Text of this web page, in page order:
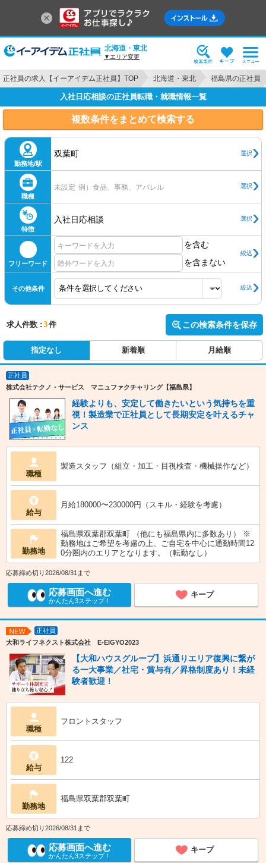
北海道・東北
▼エリア変更
正社員の求人【イーアイデム正社員】TOP 北海道・東北 福島県の正社員
入社日応相談の正社員転職・就職情報一覧
複数条件をまとめて検索する
勤務地/駅
双葉町 選択
職種
未設定 例）食品、事務、アパレル 選択
特徴
入社日応相談 選択
フリーワード
を含む
を含まない
絞込
その他条件 絞込
求人件数 : 3件 この検索条件を保存
指定なし 新着順 月給順
正社員
株式会社テクノ・サービス マニュファクチャリング【福島県】
経験よりも、安定して働きたいという気持ちを重
視！製造業で正社員として長期安定を叶えるチャ
ンス
職種
製造スタッフ（組立・加工・目視検査・機械操作など）
給与
月給180000〜230000円（スキル・経験を考慮）
勤務地
福島県双葉郡双葉町 （他にも福島県内に多数あり） ※
勤務地はご希望を考慮の上、ご自宅を中心に通勤時間12
0分圏内のエリアとなります。（転勤なし）
応募締め切り2026/08/31まで
応募画面へ進む
かんたん3ステップ！
キープ
NEW
正社員
大和ライフネクスト株式会社 E-EIGYO2023
【大和ハウスグループ】浜通りエリア復興に繋が
る一大事業／社宅・賞与有／昇格制度あり！未経
験者歓迎！
職種
フロントスタッフ
給与
122
勤務地
福島県双葉郡双葉町
応募締め切り2026/08/31まで
応募画面へ進む
かんたん3ステップ！
キープ